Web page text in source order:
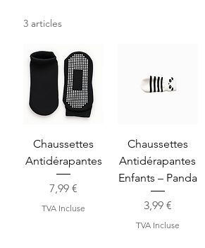
3 articles
Chaussettes
Antidérapantes
Prix
7,99 €
TVA Incluse
Chaussettes
Antidérapantes
Enfants – Panda
Prix
3,99 €
TVA Incluse